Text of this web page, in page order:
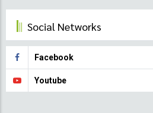
Social Networks
Facebook
Youtube